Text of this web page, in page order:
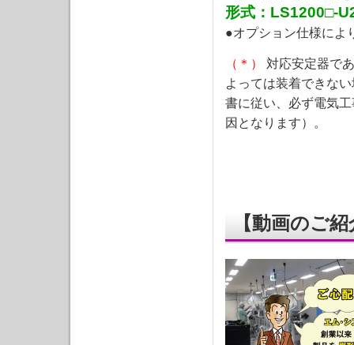
形式：LS1200□-
●オプション仕様によ
（＊） 対応安定器で
よっては装着できな
書に従い、必ず電気
因となります）。
【動画のご